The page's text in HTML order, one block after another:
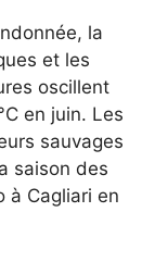
la
et les
oscillent
en juin. Les
sauvages
saison des
à Cagliari en